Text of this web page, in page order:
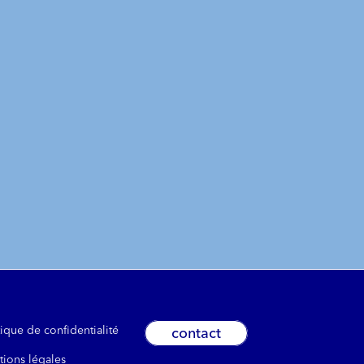
de confidentialité
légales
contact